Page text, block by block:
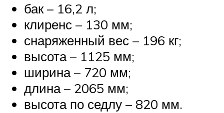
бак – 16,2 л;
клиренс – 130 мм;
снаряженный вес – 196 кг;
высота – 1125 мм;
ширина – 720 мм;
длина – 2065 мм;
высота по седлу – 820 мм.